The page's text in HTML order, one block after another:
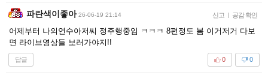
파란색이좋아 26-06-19 21:14 신고 | 공감 확인
어제부터 나의연수아저씨 정주행중임 ㅋㅋㅋ 8편정도 봄 이거저거 다보
면 라이브영상들 보러가야지!!
답글 0
0